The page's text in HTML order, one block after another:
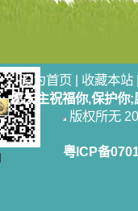
设为首页 | 收藏本站
愿天主祝福你,保护你
版权所无
粤ICP备